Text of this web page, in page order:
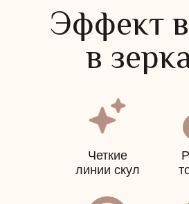
Эффект
в
Четкие
линии скул
Готовые программы
без сложного выбора